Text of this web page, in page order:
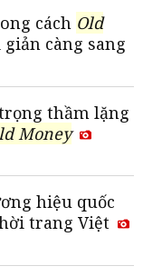
cách Old
càng sang
thầm lặng
Money
hiệu quốc
trang Việt